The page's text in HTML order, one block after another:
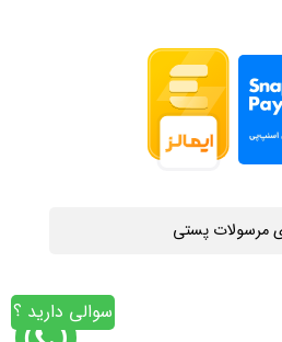
مرسولات پستی
سوالی دارید ؟